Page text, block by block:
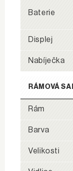
Baterie
Displej
Nabíječka
RÁMOVÁ
Rám
Barva
Velikosti